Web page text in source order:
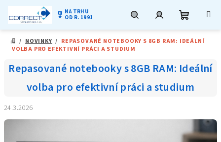
obsah
military_tech NA TRHU
OD R. 1991
DOMŮ
/ NOVINKY / REPASOVANÉ NOTEBOOKY S 8GB RAM: IDEÁLNÍ
VOLBA PRO EFEKTIVNÍ PRÁCI A STUDIUM
Repasované notebooky s 8GB RAM: Ideální
volba pro efektivní práci a studium
24.3.2026